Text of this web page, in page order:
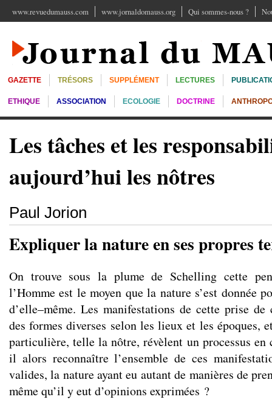
www.revuedumauss.com www.jornaldomauss.org Qui sommes-nous ?
GAZETTE TRÉSORS SUPPLÉMENT LECTURES
ETHIQUE ASSOCIATION ECOLOGIE DOCTRINE
Les tâches et les
aujourd’hui les nôtres
Paul Jorion
Expliquer la nature en ses propres
On trouve sous la plume de Schelling cette
l’Homme est le moyen que la nature s’est donnée
d’elle–même. Les manifestations de cette prise de
des formes diverses selon les lieux et les époques,
particulière, telle la nôtre, révèlent un processus en
il alors reconnaître l’ensemble de ces
valides, la nature ayant eu autant de manières de
même qu’il y eut d’opinions exprimées ?